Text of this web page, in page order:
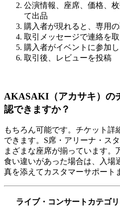
公演情報、座席、価格、
て出品
購入者が現れると、専用
取引メッセージで連絡を
購入者がイベントに参加
取引後、レビューを投稿
AKASAKI（アカサキ）の
認できますか？
もちろん可能です。チケット
できます。S席・アリーナ・ス
まざまな座席が揃っています。
食い違いがあった場合は、入場
真を添えてカスタマーサポート
ライブ・コンサートカテゴリ